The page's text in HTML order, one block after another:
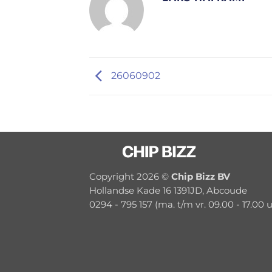
26060902
Copyright 2026 © Chip Bizz BV
Hollandse Kade 16 1391JD, Abcoude
0294 - 795 157 (ma. t/m vr. 09.00 - 17.00